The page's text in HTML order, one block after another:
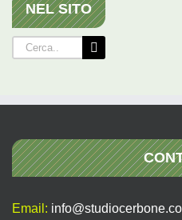
NEL SITO
Cerca
per:
Email: